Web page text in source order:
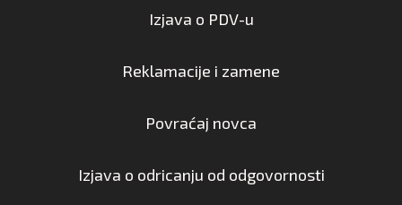
Izjava o PDV-u
Reklamacije i zamene
Povraćaj novca
Izjava o odricanju od odgovornosti